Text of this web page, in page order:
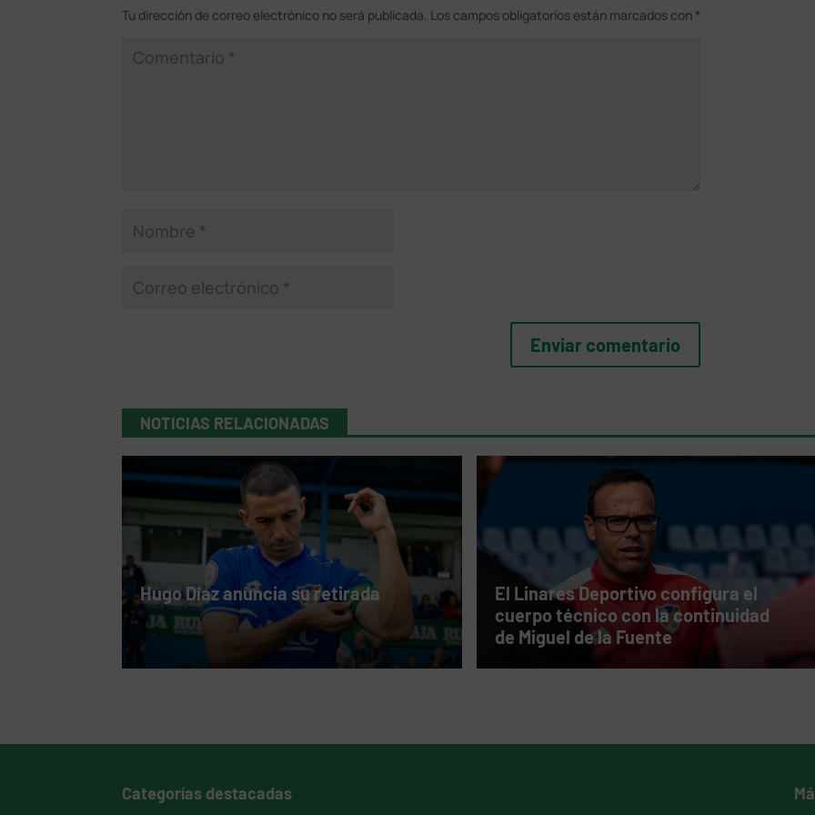
Tu dirección de correo electrónico no será publicada. Los campos obligatorios están marcados con *
NOTICIAS RELACIONADAS
Hugo Díaz anuncia su retirada
El Linares Deportivo configura el
cuerpo técnico con la continuidad
de Miguel de la Fuente
Categorías destacadas